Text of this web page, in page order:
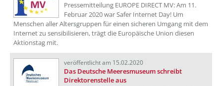
Pressemitteilung EUROPE DIRECT MV: Am 11.
Februar 2020 war Safer Internet Day! Um
Menschen aller Altersgruppen für einen sicheren Umgang mit dem
Internet zu sensibilisieren, trägt die Europäische Union diesen
Aktionstag mit.
veröffentlicht am 15.02.2020
Das Deutsche Meeresmuseum schreibt
Direktorenstelle aus